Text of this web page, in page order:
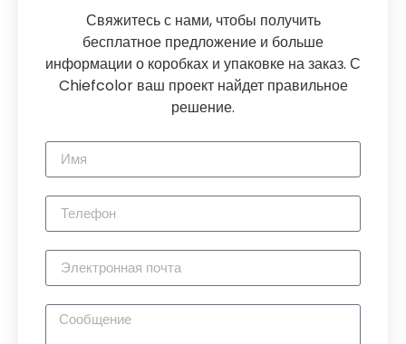
Свяжитесь с нами, чтобы получить
бесплатное предложение и больше
информации о коробках и упаковке на заказ. С
Chiefcolor ваш проект найдет правильное
решение.